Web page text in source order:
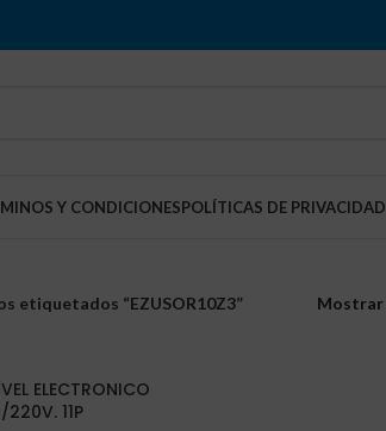
Y CONDICIONESPOLÍTICAS DE PRIVACIDAD
etiquetados “EZUSOR10Z3” Mostrar
ELECTRONICO
220V. 11P